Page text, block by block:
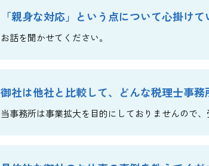
「親身な対応」という点について心掛け
お話を聞かせてください。
御社は他社と比較して、どんな税理士事務
当事務所は事業拡大を目的にしておりませんので、